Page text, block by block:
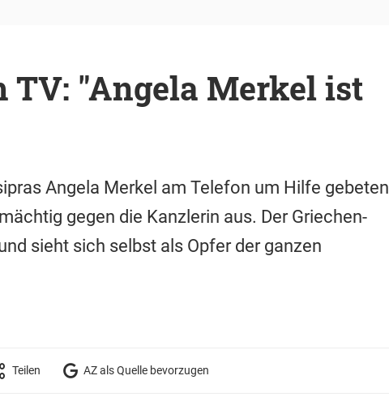
TV: "Angela Merkel ist
Angela Merkel am Telefon um Hilfe gebeten
gegen die Kanzlerin aus. Der Griechen-
sieht sich selbst als Opfer der ganzen
Teilen AZ als Quelle bevorzugen